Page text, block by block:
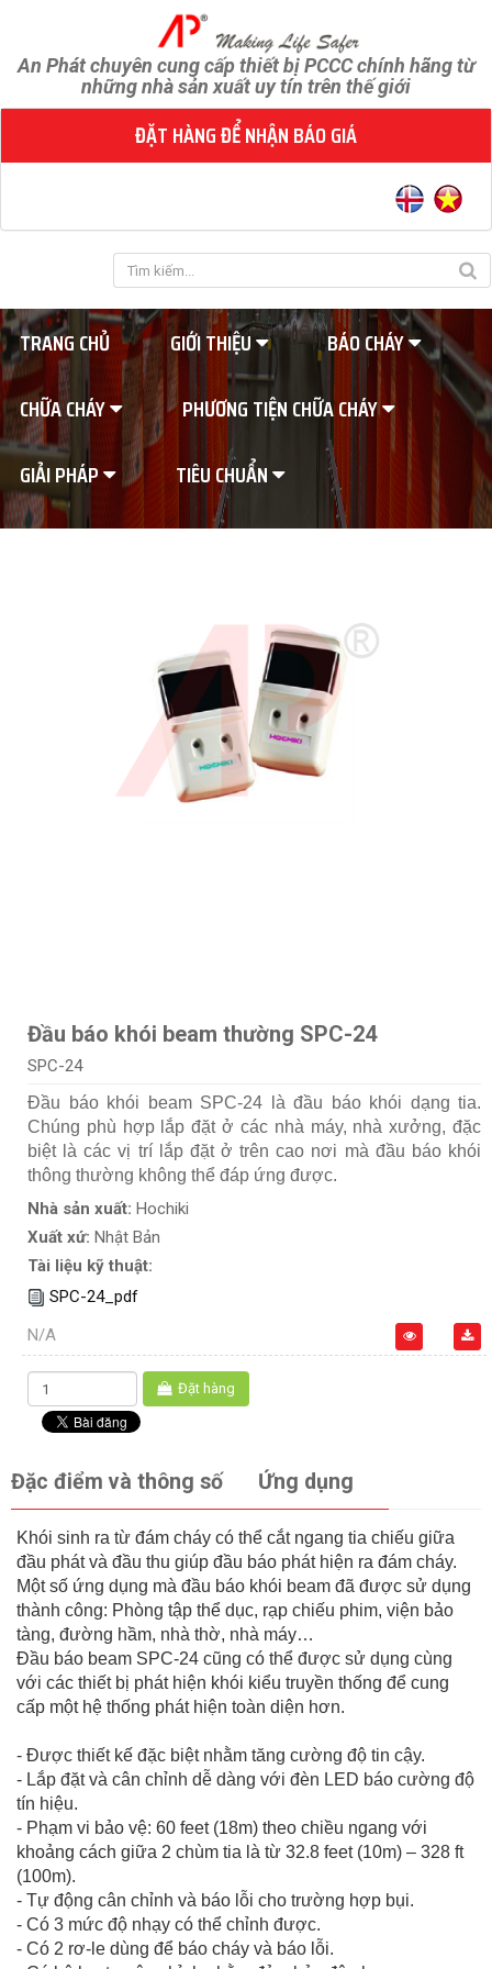
An Phát chuyên cung cấp thiết bị PCCC chính hãng từ
những nhà sản xuất uy tín trên thế giới
ĐẶT HÀNG ĐỂ NHẬN BÁO GIÁ
TRANG CHỦ GIỚI THIỆU
BÁO CHÁY
CHỮA CHÁY
PHƯƠNG TIỆN CHỮA CHÁY
GIẢI PHÁP
TIÊU CHUẨN
Đầu báo khói beam thường SPC-24
SPC-24
Đầu báo khói beam SPC-24 là đầu báo khói dạng tia.
Chúng phù hợp lắp đặt ở các nhà máy, nhà xưởng, đặc
biệt là các vị trí lắp đặt ở trên cao nơi mà đầu báo khói
thông thường không thể đáp ứng được.
Nhà sản xuất: Hochiki
Xuất xứ: Nhật Bản
Tài liệu kỹ thuật:
SPC-24_pdf
N/A
Đặt hàng
Đặc điểm và thông số Ứng dụng
Khói sinh ra từ đám cháy có thể cắt ngang tia chiếu giữa
đầu phát và đầu thu giúp đầu báo phát hiện ra đám cháy.
Một số ứng dụng mà đầu báo khói beam đã được sử dụng
thành công: Phòng tập thể dục, rạp chiếu phim, viện bảo
tàng, đường hầm, nhà thờ, nhà máy…
Đầu báo beam SPC-24 cũng có thể được sử dụng cùng
với các thiết bị phát hiện khói kiểu truyền thống để cung
cấp một hệ thống phát hiện toàn diện hơn.
- Được thiết kế đặc biệt nhằm tăng cường độ tin cậy.
- Lắp đặt và cân chỉnh dễ dàng với đèn LED báo cường độ
tín hiệu.
- Phạm vi bảo vệ: 60 feet (18m) theo chiều ngang với
khoảng cách giữa 2 chùm tia là từ 32.8 feet (10m) – 328 ft
(100m).
- Tự động cân chỉnh và báo lỗi cho trường hợp bụi.
- Có 3 mức độ nhạy có thể chỉnh được.
- Có 2 rơ-le dùng để báo cháy và báo lỗi.